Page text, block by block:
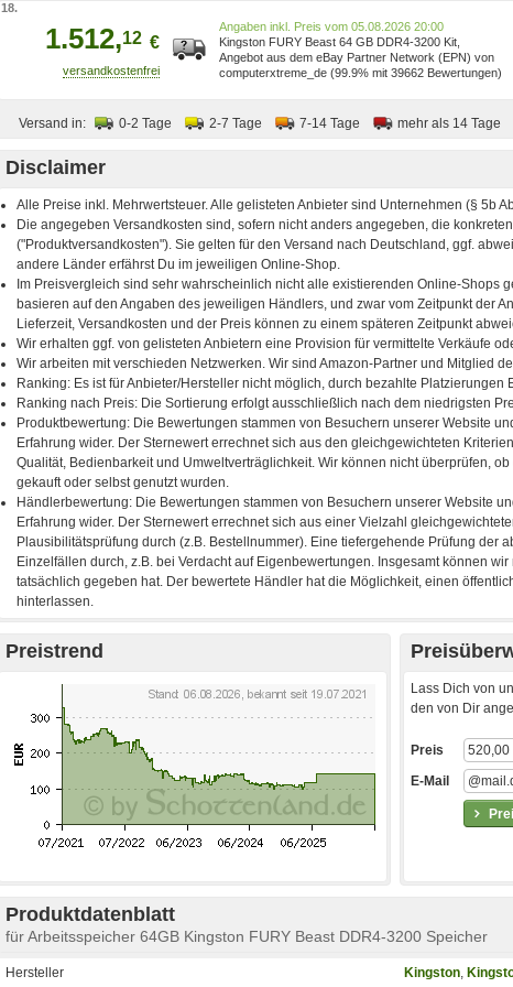
18.
1.512,12 €
Preis vom 05.08.2026 20:00
Kingston FURY Beast 64 GB DDR4-3200 Kit,
Arbeitsspeicher schwarz KF432C16BBK2/64
Angebot aus dem eBay Partner Network (EPN) von
computerxtreme_de (99.9% mit 39662 Bewertungen)
Versand in: 0-2 Tage 2-7 Tage 7-14 Tage mehr als 14 Tage
Disclaimer
Preistrend
Lass Dich von
den von Dir
Preis
E-Mail
Produktdatenblatt
für Arbeitsspeicher 64GB Kingston FURY Beast DDR4-3200 Speicher
Hersteller Kingston,